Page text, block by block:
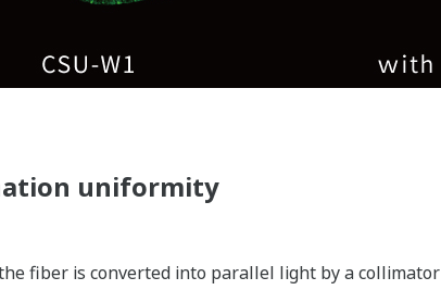
uniformity
fiber is converted into parallel light by a collimator